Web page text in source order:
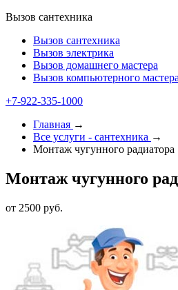
Вызов сантехника
Вызов сантехника
Вызов электрика
Вызов домашнего мастера
Вызов компьютерного мастера
+7-922-335-1000
Главная →
Все услуги - cантехника →
Монтаж чугунного радиатора
Монтаж чугунного
от 2500 руб.